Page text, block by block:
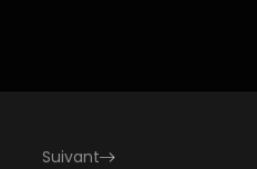
Suivant